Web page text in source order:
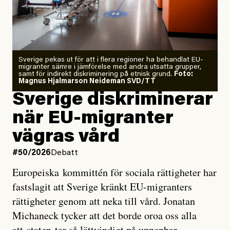
Årets El Niño kan bli den
starkaste som uppmätts
Zeke Hausfather är chockad igen efter att ha
analyserat hur de olika klimatmodellerna bedömer
läget för hur den begynnande El Niño-händelsen ska
utveckla sig. El Niño är ett återkommande
väderfenomen som uppstår när havsvattnet i delar av
Stilla havet blir ovanligt varmt. Det påverkar vädret
över stora delar av världen och under
forskare allt oftare varnat för att den här El Niñon
Det verkar vara en underdrift, menar nu Zeke
Hausfather.
Sverige pekas ut för att i flera regioner ha behandlat EU-
migranter sämre i jämförelse med andra utsatta grupper,
samt för indirekt diskriminering på etnisk grund. Foto:
Magnus Hjalmarson Neideman SVD/TT
Sverige diskriminerar
när EU-migranter
vägras vård
#50/2026 Debatt
Europeiska kommittén för sociala rättigheter har
fastslagit att Sverige kränkt EU-migranters
rättigheter genom att neka till vård. Jonatan
Michaneck tycker att det borde oroa oss alla